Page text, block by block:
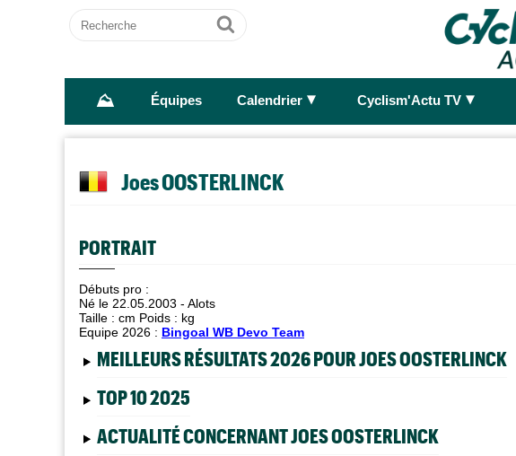
Recherche
Ok
⛰ Équipes Calendrier ► Cyclism'Actu TV ►
Joes OOSTERLINCK
PORTRAIT
Débuts pro :
Né le 22.05.2003 - Alots
Taille : cm Poids : kg
Equipe 2026 : Bingoal WB Devo Team
MEILLEURS RÉSULTATS 2026 POUR JOES OOSTERLINCK
TOP 10 2025
ACTUALITÉ CONCERNANT JOES OOSTERLINCK